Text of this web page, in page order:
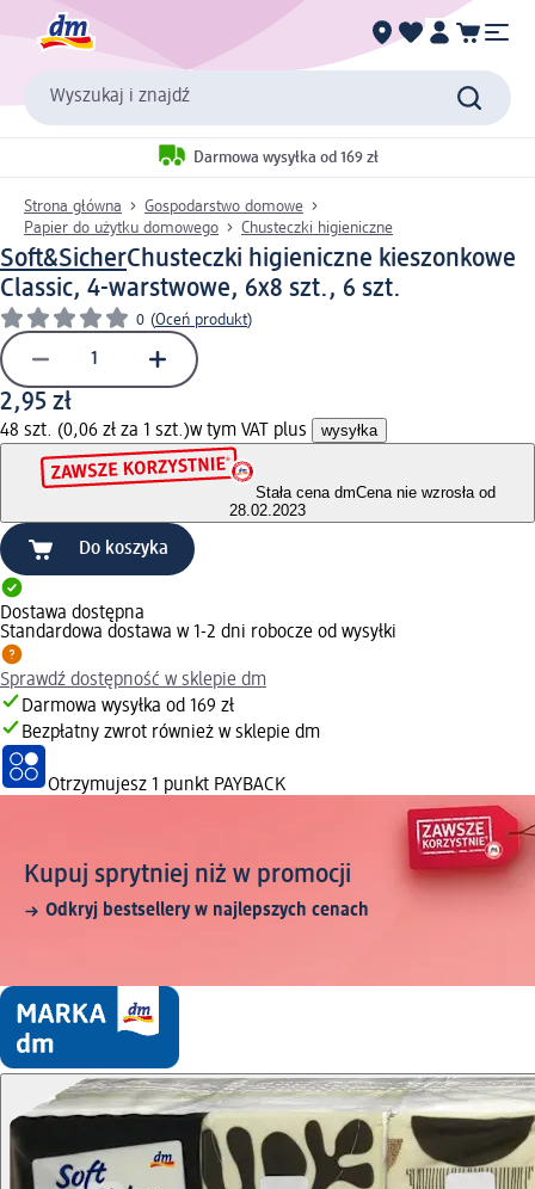
Wyszukaj i znajdź
Darmowa wysyłka od 169 zł
Strona główna
Gospodarstwo domowe
Papier do użytku domowego
Chusteczki higieniczne
Soft&SicherChusteczki higieniczne kieszonkowe
Classic, 4-warstwowe, 6x8 szt., 6 szt.
0 (Oceń produkt)
2,95 zł
48 szt. (0,06 zł za 1 szt.)w tym VAT plus wysyłka
Stała cena dmCena nie wzrosła od
28.02.2023
Do koszyka
Dostawa dostępna
Standardowa dostawa w 1-2 dni robocze od wysyłki
Sprawdź dostępność w sklepie dm
Darmowa wysyłka od 169 zł
Bezpłatny zwrot również w sklepie dm
Otrzymujesz 1 punkt PAYBACK
Kupuj sprytniej niż w promocji
Odkryj bestsellery w najlepszych cenach